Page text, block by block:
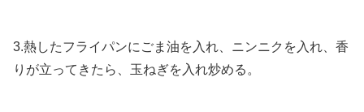
3.熱したフライパンにごま油を入れ、ニンニクを入れ、香
りが立ってきたら、玉ねぎを入れ炒める。